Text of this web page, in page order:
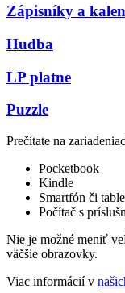
Zápisníky a
Hudba
LP platne
Puzzle
Prečítate na
Pocketbook
Kindle
Smartfón či
Počítač s
Nie je možné meniť
väčšie obrazovky.
Viac informácií v